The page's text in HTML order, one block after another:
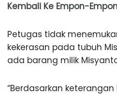
Kembali Ke Empon-
Petugas tidak
kekerasan pada tubuh
ada barang milik
“Berdasarkan